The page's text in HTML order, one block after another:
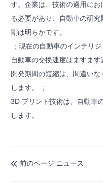
す。企業は、技術の適用に
る必要があり、自動車の研
割は明らかです。
; 現在の自動車のインテリ
自動車の交換速度はますま
開発期間の短縮は、間違い
します。 ;
3D プリント技術は、自動車
します。
 前のページ ニュース